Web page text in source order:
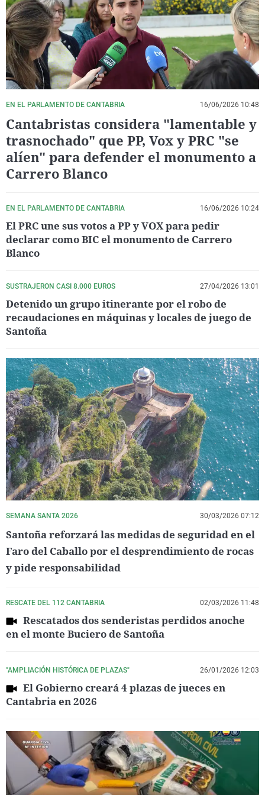
La rosa de los vientos
Gente viajera
Como el perro y el
Caso
Retornados
Equipo de
Operación Viuda
Extremadura
Galicia
La Rioja
Navarra
País Vasco
Virales
Televisión
Elecciones
EN EL PARLAMENTO DE CANTABRIA 16/06/2026 10:48
Cantabristas considera "lamentable y
trasnochado" que PP, Vox y PRC "se
alíen" para defender el monumento a
Carrero Blanco
EN EL PARLAMENTO DE CANTABRIA 16/06/2026 10:24
El PRC une sus votos a PP y VOX para pedir
declarar como BIC el monumento de Carrero
Blanco
SUSTRAJERON CASI 8.000 EUROS 27/04/2026 13:01
Detenido un grupo itinerante por el robo de
recaudaciones en máquinas y locales de juego de
Santoña
SEMANA SANTA 2026 30/03/2026 07:12
Santoña reforzará las medidas de seguridad en el
Faro del Caballo por el desprendimiento de rocas
y pide responsabilidad
RESCATE DEL 112 CANTABRIA 02/03/2026 11:48
Rescatados dos senderistas perdidos anoche
en el monte Buciero de Santoña
"AMPLIACIÓN HISTÓRICA DE PLAZAS" 26/01/2026 12:03
El Gobierno creará 4 plazas de jueces en
Cantabria en 2026